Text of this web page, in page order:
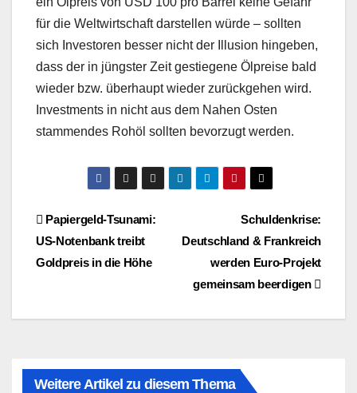
für die Weltwirtschaft darstellen würde – sollten
sich Investoren besser nicht der Illusion hingeben,
dass der in jüngster Zeit gestiegene Ölpreise bald
wieder bzw. überhaupt wieder zurückgehen wird.
Investments in nicht aus dem Nahen Osten
stammendes Rohöl sollten bevorzugt werden.
BeitragsnavigationSchuldenkrise:
Deutschland & Frankreich
werden Euro-Projekt
gemeinsam beerdigen
Papiergeld-Tsunami:
US-Notenbank treibt
Goldpreis in die Höhe
Weitere Artikel zu diesem Thema